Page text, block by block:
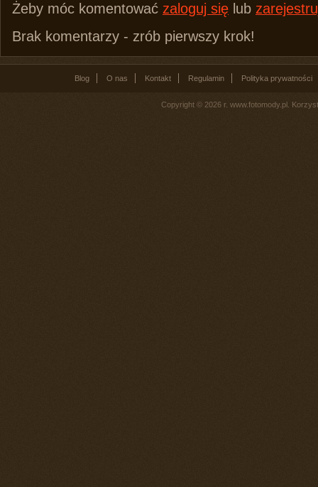
Żeby móc komentować zaloguj się lub
Brak komentarzy - zrób pierwszy krok!
Blog O nas Kontakt Regulamin Polityka prywatności
Copyright © 2026 r. www.fotomody.pl.